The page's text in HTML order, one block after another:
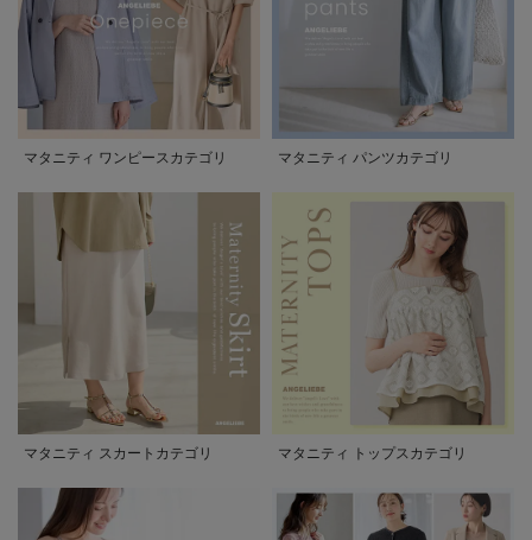
マタニティ ワンピースカテゴリ マタニティ パンツカテゴリ
マタニティ スカートカテゴリ マタニティ トップスカテゴリ